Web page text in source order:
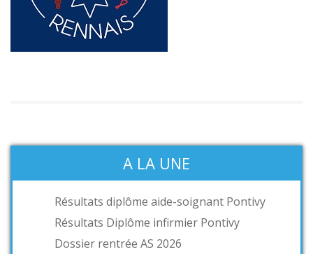
A LA UNE
Résultats diplôme aide-soignant Pontivy
Résultats Diplôme infirmier Pontivy
Dossier rentrée AS 2026